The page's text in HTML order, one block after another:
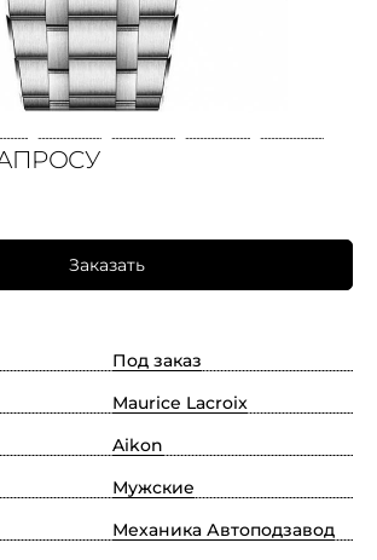
Заказать
Под заказ
Maurice Lacroix
Aikon
Мужские
Механика Автоподзавод